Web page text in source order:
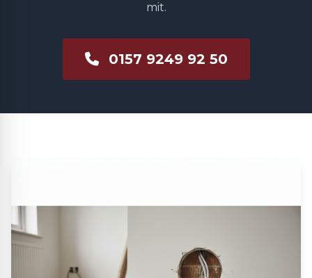
mit.
0157 9249 92 50